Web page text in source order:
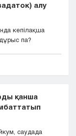
алу
кепілақша
па?
қанша
саудада